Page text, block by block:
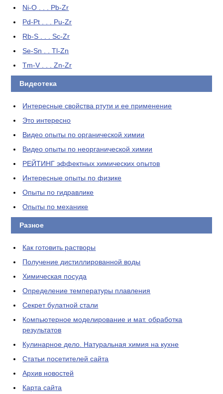
Ni-O . . . Pb-Zr
Pd-Pt . . . Pu-Zr
Rb-S . . . Sc-Zr
Se-Sn . . Tl-Zn
Tm-V . . . Zn-Zr
Видеотека
Интересные свойства ртути и ее применение
Это интересно
Видео опыты по органической химии
Видео опыты по неорганической химии
РЕЙТИНГ эффектных химических опытов
Интересные опыты по физике
Опыты по гидравлике
Опыты по механике
Разное
Как готовить растворы
Получение дистиллированной воды
Химическая посуда
Определение температуры плавления
Секрет булатной стали
Компьютерное моделирование и мат. обработка
результатов
Кулинарное дело. Натуральная химия на кухне
Статьи посетителей сайта
Архив новостей
Карта сайта